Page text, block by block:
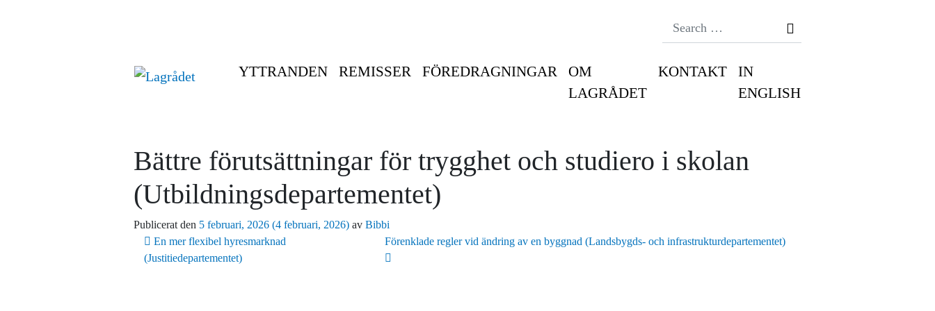
YTTRANDEN REMISSER FÖREDRAGNINGAR
OM
LAGRÅDET
KONTAKT
IN
ENGLISH
Bättre förutsättningar för trygghet och studiero i skolan
(Utbildningsdepartementet)
Publicerat den 5 februari, 2026 (4 februari, 2026) av Bibbi
Inläggsnavigering
En mer flexibel hyresmarknad
(Justitiedepartementet)
Förenklade regler vid ändring av en byggnad (Landsbygds- och infrastrukturdepartementet)